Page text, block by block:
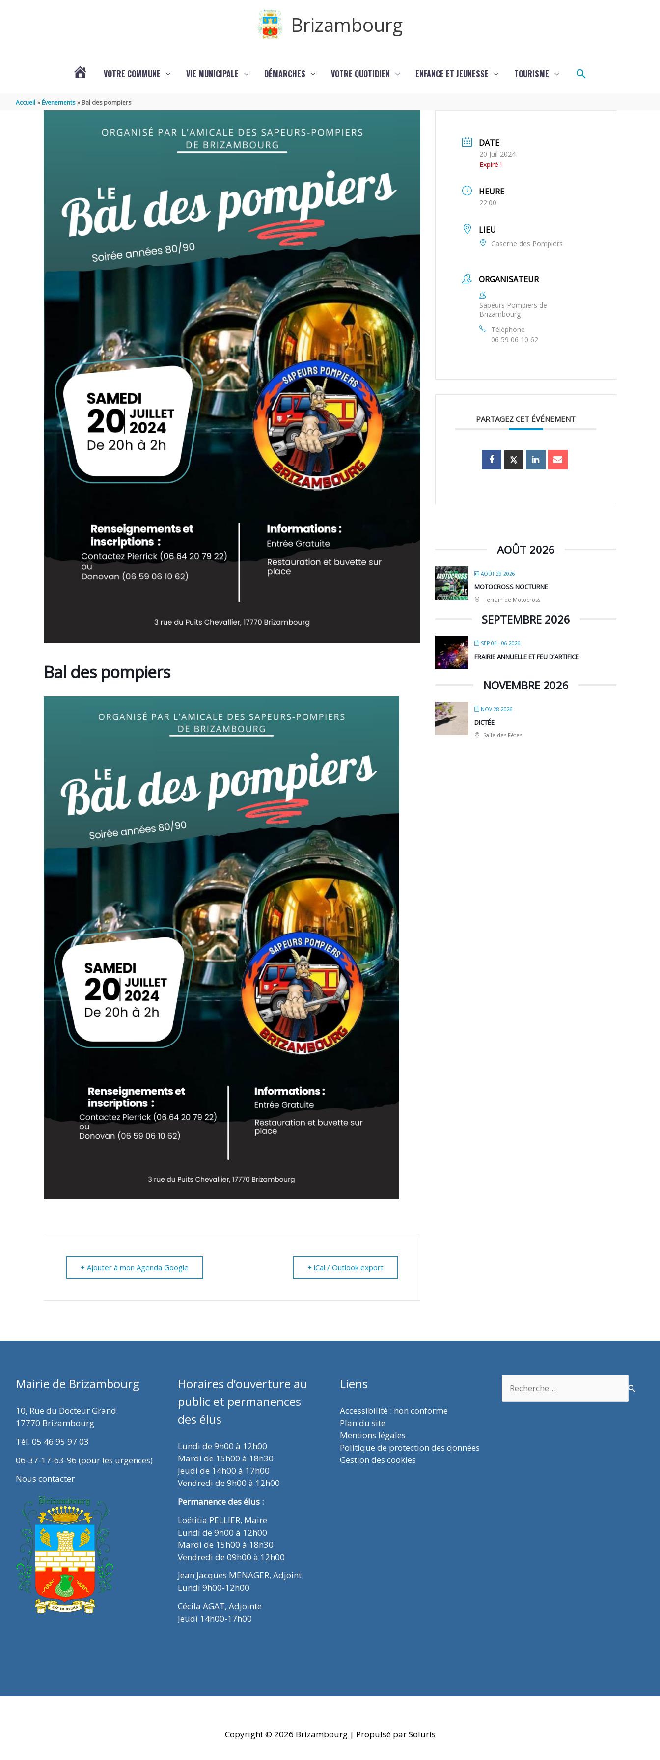
Brizambourg
VOTRE COMMUNE VIE MUNICIPALE DÉMARCHES VOTRE QUOTIDIEN ENFANCE ET JEUNESSE TOURISME Rechercher
Accueil Évenements Bal des pompiers
Bal des pompiers
+ Ajouter à mon Agenda Google + iCal / Outlook export
DATE
20 Juil 2024
Expiré !
HEURE
22:00
LIEU
Caserne des Pompiers
ORGANISATEUR
Sapeurs Pompiers de
Brizambourg
Téléphone
06 59 06 10 62
PARTAGEZ CET ÉVÉNEMENT
AOÛT 2026
AOÛT 29 2026
MOTOCROSS NOCTURNE
Terrain de Motocross
SEPTEMBRE 2026
SEP 04 - 06 2026
FRAIRIE ANNUELLE ET FEU D’ARTIFICE
NOVEMBRE 2026
NOV 28 2026
DICTÉE
Salle des Fêtes
Mairie de Brizambourg
10, Rue du Docteur Grand
17770 Brizambourg
Tél. 05 46 95 97 03
06-37-17-63-96 (pour les urgences)
Nous contacter
Horaires d’ouverture au
public et permanences
des élus
Lundi de 9h00 à 12h00
Mardi de 15h00 à 18h30
Jeudi de 14h00 à 17h00
Vendredi de 9h00 à 12h00
Permanence des élus :
Loëtitia PELLIER, Maire
Lundi de 9h00 à 12h00
Mardi de 15h00 à 18h30
Vendredi de 09h00 à 12h00
Jean Jacques MENAGER, Adjoint
Lundi 9h00-12h00
Cécila AGAT, Adjointe
Jeudi 14h00-17h00
Liens
Accessibilité : non conforme
Plan du site
Mentions légales
Politique de protection des données
Gestion des cookies
Copyright © 2026 Brizambourg| Propulsé par Soluris